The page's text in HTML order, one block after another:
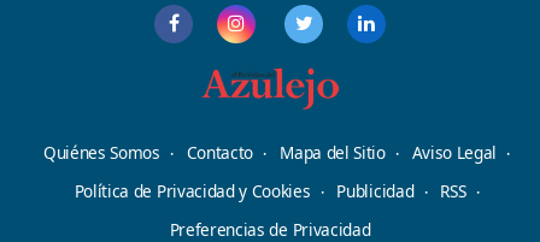
Quiénes Somos Contacto Mapa del Sitio
Aviso Legal
Política de Privacidad y Cookies
Publicidad
RSS
Preferencias de Privacidad